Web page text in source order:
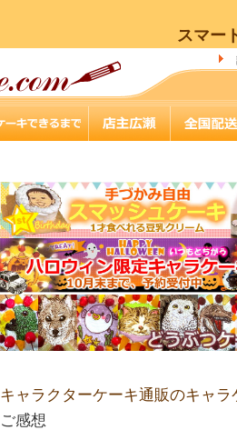
スマー
キャラクターケーキ通販のキャラ
ご感想